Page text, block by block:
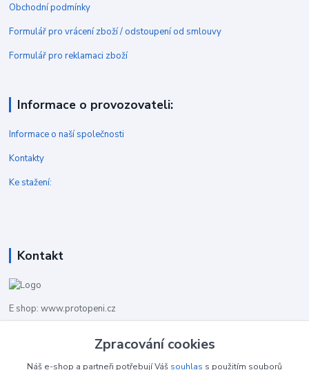
Obchodní podmínky
Formulář pro vrácení zboží / odstoupení od smlouvy
Formulář pro reklamaci zboží
Informace o provozovateli:
Informace o naší společnosti
Kontakty
Ke stažení:
Kontakt
E shop: www.protopeni.cz
+420 483 710 226Zpracování cookies
Náš e-shop a partneři potřebují Váš souhlas s použitím souborů